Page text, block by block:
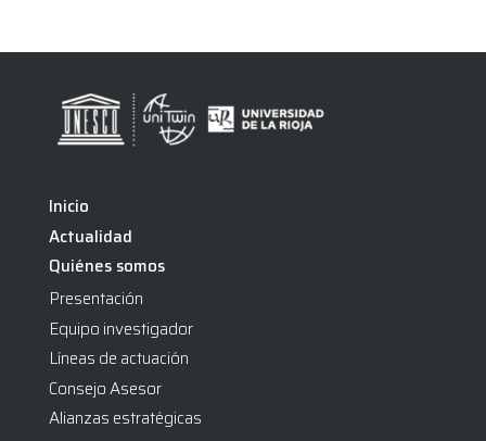
exclude-from-search(0)
featured
rated-1
rated-2
rated-3(0)
rated-4(0)
rated-5
publicaciones
(0)
Inicio
Actualidad
Quiénes somos
Presentación
Equipo investigador
Líneas de actuación
Consejo Asesor
Alianzas estratégicas